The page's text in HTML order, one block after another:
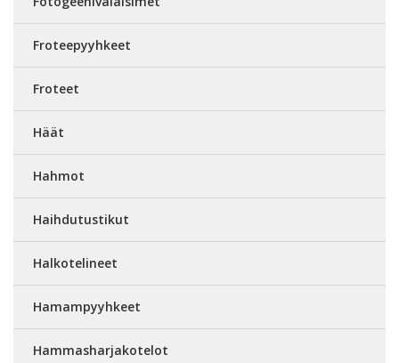
Froteepyyhkeet
Froteet
Häät
Hahmot
Haihdutustikut
Halkotelineet
Hamampyyhkeet
Hammasharjakotelot